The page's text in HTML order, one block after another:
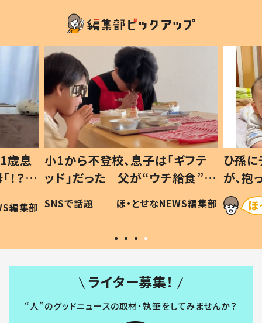
歳息
？」
編集部
小1から不登校、息子は「ギフテ
ッド」だった 父が“ウチ給食”を
作り続ける理由とは #令和の親
#令和の子
SNSで話題 ほ・とせなNEWS編集部
ひ孫
が、
「涙が
い」
ライター募集！
“人”のグッドニュースの取材・執筆をしてみませんか？